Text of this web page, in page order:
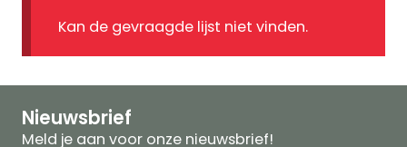
Kan de gevraagde lijst niet vinden.
Nieuwsbrief
Meld je aan voor onze nieuwsbrief!